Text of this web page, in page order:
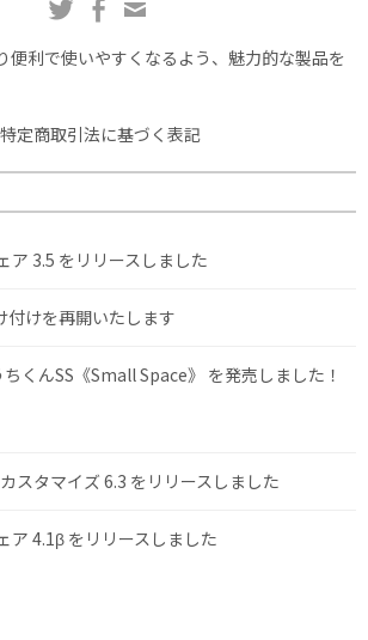
便利で使いやすくなるよう、魅力的な製品を
特定商取引法に基づく表記
ア 3.5 をリリースしました
付けを再開いたします
ちくんSS《Small Space》 を発売しました！
スタマイズ 6.3 をリリースしました
ア 4.1β をリリースしました